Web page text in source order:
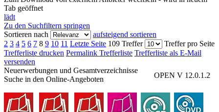
Tab geöffnet
lädt
Zu den Suchfiltern springen
Sortieren nach
aufsteigend sortieren
2 3 4 5 6 7 8 9 10 11 Letzte Seite 109 Treffer
Treffer pro Seite
Trefferliste drucken Permalink Trefferliste Trefferliste als E-Mail
versenden
OPEN V 12.0.1.2
Neuerwerbungen und Gesamtverzeichnisse
Suche in den Online-Angeboten